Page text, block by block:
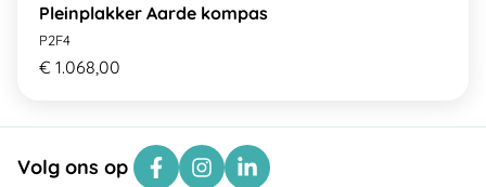
Pleinplakker Aarde kompas
P2F4
€ 1.068,00
Volg ons op